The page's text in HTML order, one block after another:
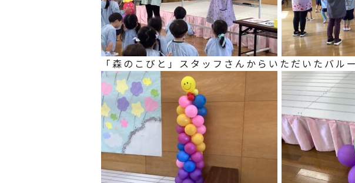
「森のこびと」スタッフさんからいただいたバル